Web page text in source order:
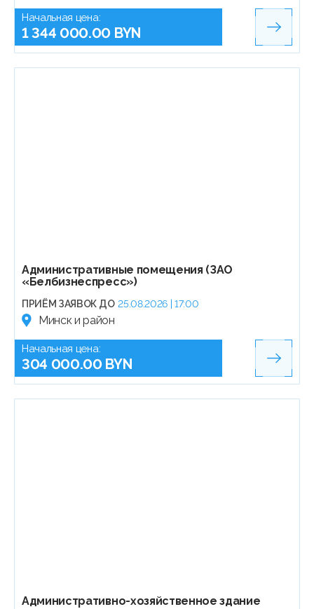
Начальная цена:
1 344 000.00 BYN
Административные помещения (ЗАО
«Белбизнеспресс»)
ПРИЁМ ЗАЯВОК ДО 25.08.2026 | 17:00
Минск и район
Начальная цена:
304 000.00 BYN
Административно-хозяйственное здание